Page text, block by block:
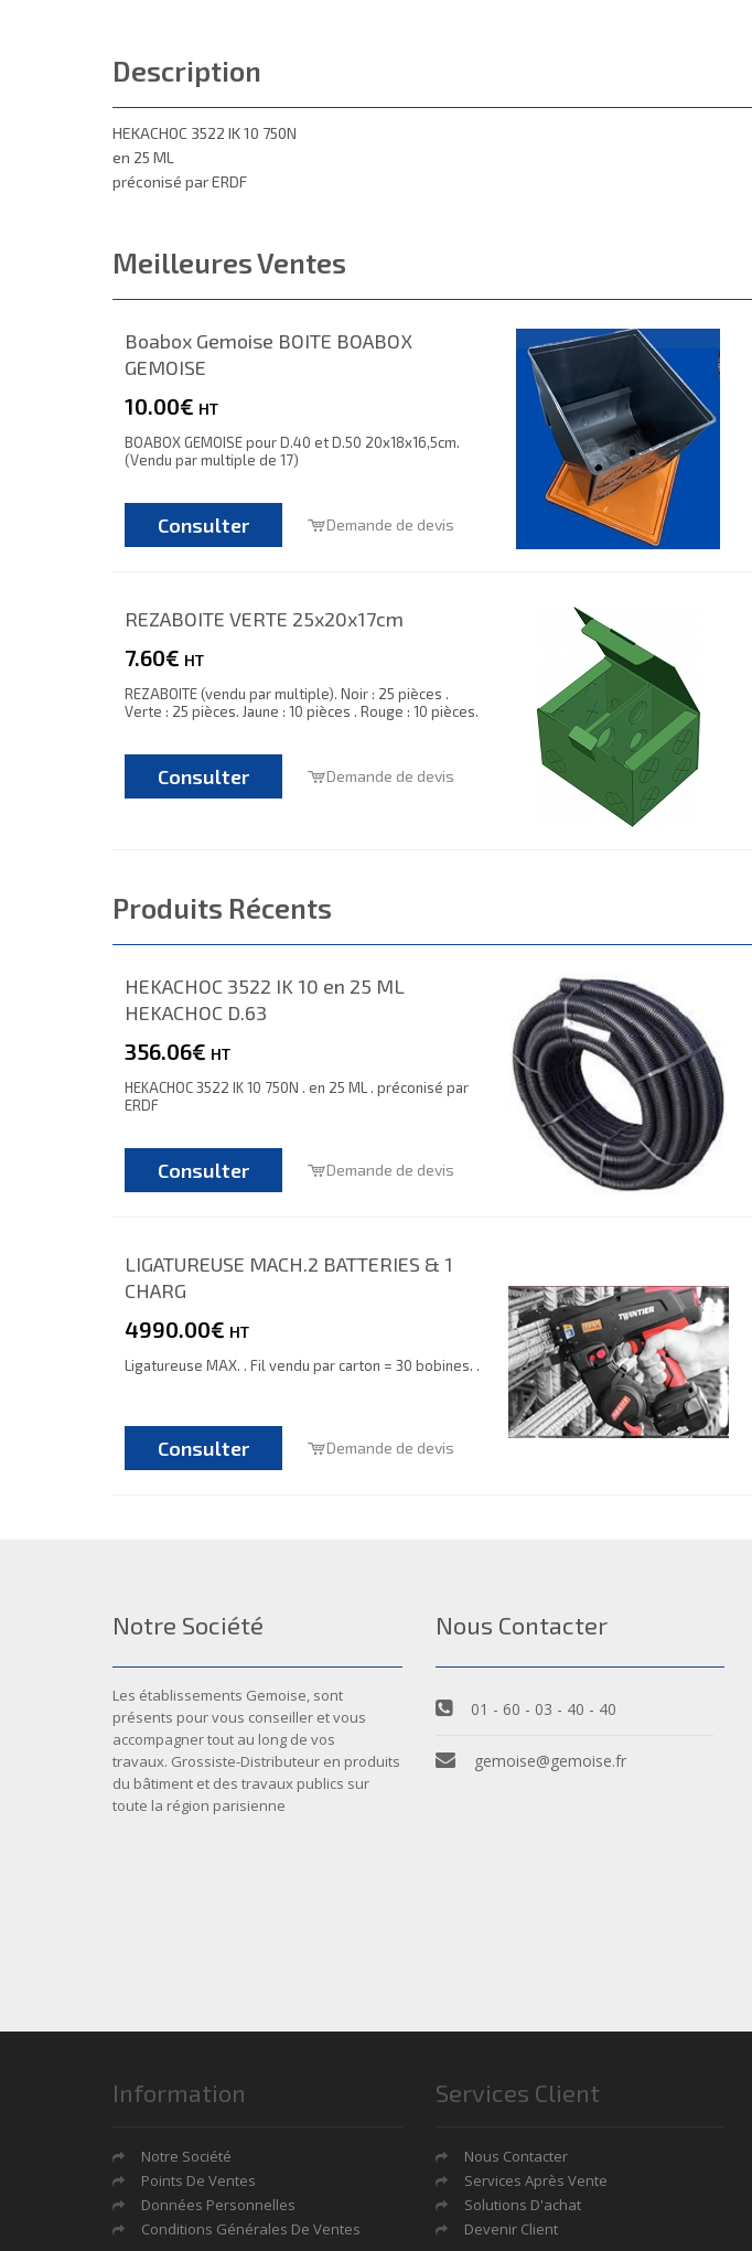
Description
HEKACHOC 3522 IK 10 750N
en 25 ML
préconisé par ERDF
Meilleures Ventes
Boabox Gemoise BOITE BOABOX
GEMOISE
10.00€ HT
BOABOX GEMOISE pour D.40 et D.50 20x18x16,5cm.
(Vendu par multiple de 17)
Consulter Demande de devis
REZABOITE VERTE 25x20x17cm
7.60€ HT
REZABOITE (vendu par multiple). Noir : 25 pièces .
Verte : 25 pièces. Jaune : 10 pièces . Rouge : 10 pièces.
Consulter Demande de devis
Produits Récents
HEKACHOC 3522 IK 10 en 25 ML
HEKACHOC D.63
356.06€ HT
HEKACHOC 3522 IK 10 750N . en 25 ML . préconisé par
ERDF
Consulter Demande de devis
LIGATUREUSE MACH.2 BATTERIES & 1
CHARG
4990.00€ HT
Ligatureuse MAX. . Fil vendu par carton = 30 bobines. .
Consulter Demande de devis
Notre Société
Les établissements Gemoise, sont
présents pour vous conseiller et vous
accompagner tout au long de vos
travaux. Grossiste-Distributeur en produits
du bâtiment et des travaux publics sur
toute la région parisienne
Nous Contacter
01 - 60 - 03 - 40 - 40
gemoise@gemoise.fr
Information
Notre Société
Points De Ventes
Données Personnelles
Conditions Générales De Ventes
Services Client
Nous Contacter
Services Après Vente
Solutions D'achat
Devenir Client